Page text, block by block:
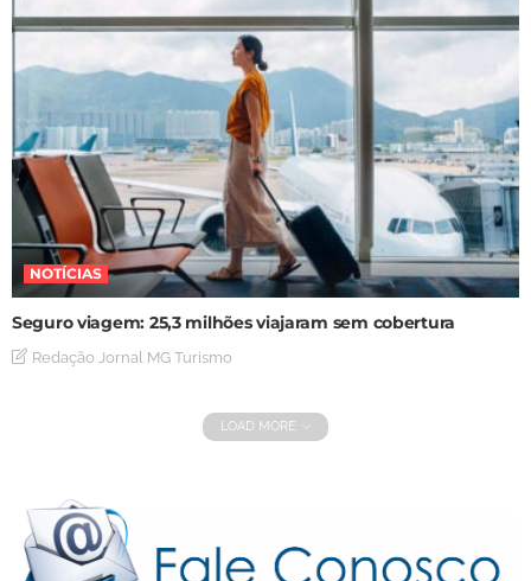
NOTÍCIAS
Seguro viagem: 25,3 milhões viajaram sem cobertura
Redação Jornal MG Turismo
LOAD MORE